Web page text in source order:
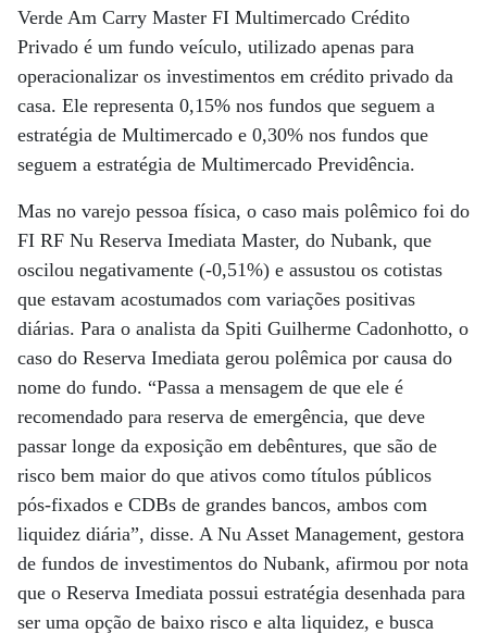
Verde Am Carry Master FI Multimercado Crédito
Privado é um fundo veículo, utilizado apenas para
operacionalizar os investimentos em crédito privado da
casa. Ele representa 0,15% nos fundos que seguem a
estratégia de Multimercado e 0,30% nos fundos que
seguem a estratégia de Multimercado Previdência.
Mas no varejo pessoa física, o caso mais polêmico foi do
FI RF Nu Reserva Imediata Master, do Nubank, que
oscilou negativamente (-0,51%) e assustou os cotistas
que estavam acostumados com variações positivas
diárias. Para o analista da Spiti Guilherme Cadonhotto, o
caso do Reserva Imediata gerou polêmica por causa do
nome do fundo. “Passa a mensagem de que ele é
recomendado para reserva de emergência, que deve
passar longe da exposição em debêntures, que são de
risco bem maior do que ativos como títulos públicos
pós-fixados e CDBs de grandes bancos, ambos com
liquidez diária”, disse. A Nu Asset Management, gestora
de fundos de investimentos do Nubank, afirmou por nota
que o Reserva Imediata possui estratégia desenhada para
ser uma opção de baixo risco e alta liquidez, e busca